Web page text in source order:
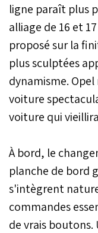
ligne paraît plus
alliage de 16 et
proposé sur la
plus sculptées
dynamisme.
voiture
voiture qui
À bord, le
planche de bord
s'intègrent
commandes
de vrais boutons.